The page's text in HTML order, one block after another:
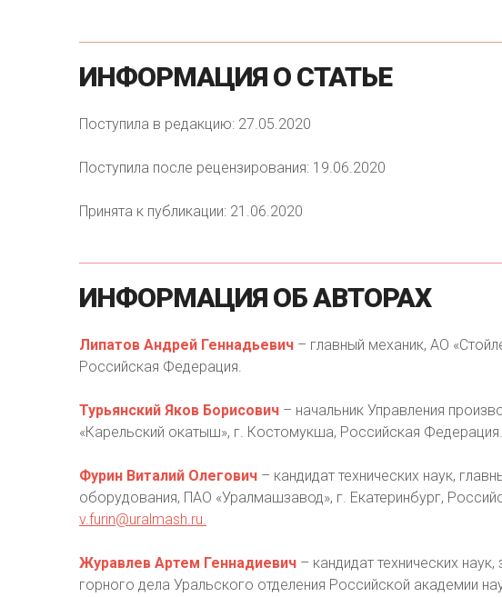
ИНФОРМАЦИЯ О СТАТЬЕ
Поступила в редакцию: 27.05.2020
Поступила после рецензирования: 19.06.2020
Принята к публикации: 21.06.2020
ИНФОРМАЦИЯ ОБАВТОРАХ
Липатов Андрей Геннадьевич – главный механик, АО
Российская Федерация.
Турьянский Яков Борисович – начальник Управления
«Карельский окатыш», г. Костомукша, Российская Федерация.
Фурин Виталий Олегович – кандидат технических наук,
оборудования, ПАО «Уралмашзавод», г. Екатеринбург,
v.furin@uralmash.ru.
Журавлев Артем Геннадиевич – кандидат технических
горного дела Уральского отделения Российской академии